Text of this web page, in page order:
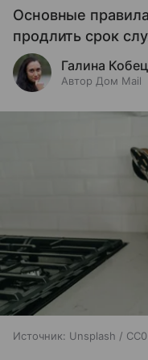
Основные
продлить срок
Галина Кобец
Автор Дом Mail
Источник: Unsplash / CC0